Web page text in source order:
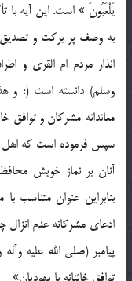
يَلْعَبُونَ » است. اين آيه با
به وصف پر برکت و تصديق
انذار مردم ام القري و
وسلم) دانسته است (: و
معاندانه مشرکان و توافق
سپس فرموده است که اهل
آنان بر نماز خويش
بنابراين عنوان متناسب
ادعاي مشرکانه عدم انزال
پيامبر (صلي الله عليه